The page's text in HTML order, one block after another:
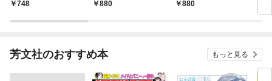
748 880 880
芳文社のおすすめ本 もっと見る